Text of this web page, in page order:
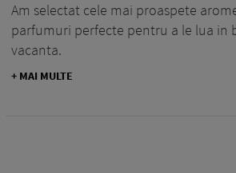
Am selectat cele mai proaspete
parfumuri perfecte pentru a le lua in
vacanta.
+ MAI MULTE